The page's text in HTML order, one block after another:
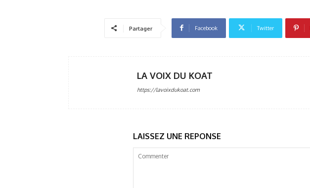
Partager Facebook Twitter
LA VOIX DU KOAT
https://lavoixdukoat.com
LAISSEZ UNE REPONSE